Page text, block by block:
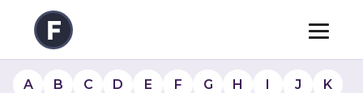
A B C D E F G H I J
K